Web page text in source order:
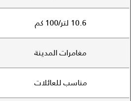
10.6 لتر/100 كم
مغامرات المدينة
مناسب للعائلات